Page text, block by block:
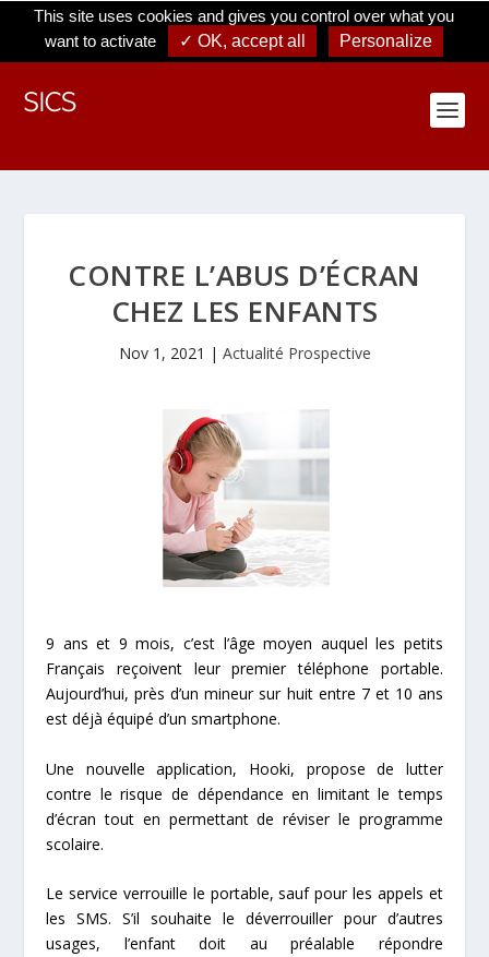
La prospective, c'est l'art d'explorer le champ des possibles qu'ouvre
sans cesse l'avenir
CONTRE L’ABUS D’ÉCRAN
CHEZ LES ENFANTS
Nov 1, 2021 | Actualité Prospective
9 ans et 9 mois, c’est l’âge moyen auquel les petits
Français reçoivent leur premier téléphone portable.
Aujourd’hui, près d’un mineur sur huit entre 7 et 10 ans
est déjà équipé d’un smartphone.
Une nouvelle application, Hooki, propose de lutter
contre le risque de dépendance en limitant le temps
d’écran tout en permettant de réviser le programme
scolaire.
Le service verrouille le portable, sauf pour les appels et
les SMS. S’il souhaite le déverrouiller pour d’autres
usages, l’enfant doit au préalable répondre
This site uses cookies and gives you control over what you
want to activate
✓ OK, accept all Personalize